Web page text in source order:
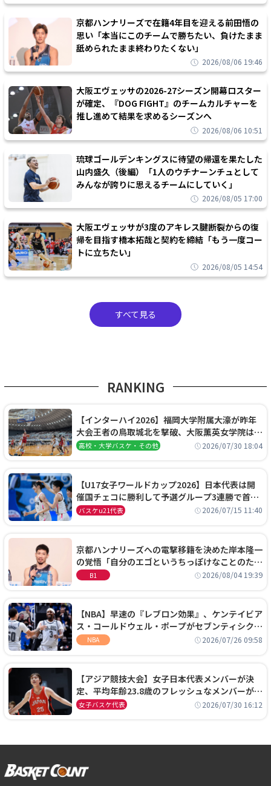
京都ハンナリーズで在籍4年目を迎える前田悟の
思い「本当にこのチームで勝ちたい、負けたまま
舐められたまま終わりたくない」
2026/08/06 19:46
大阪エヴェッサの2026-27シーズン開幕ロスター
が確定、『DOG FIGHT』のチームカルチャーを
推し進めて結果を求めるシーズンへ
2026/08/06 10:51
琉球ゴールデンキングスに待望の帰還を果たした
山内盛久（後編）「1人のウチナーンチュとして
みんなが誇りに思えるチームにしていく」
2026/08/05 17:00
大阪エヴェッサが3度のアキレス腱断裂からの復
帰を目指す橋本拓哉と契約を締結「もう一度コー
トに立ちたい」
2026/08/05 14:54
すべて見る
RANKING
【インターハイ2026】福岡大学附属大濠が昨年
大会王者の鳥取城北を撃破、大阪薫英女学院は岐
阜女子に完勝、大会3日目試合結果
高校・大学バスケ・その他 2026/07/30 18:04
【U17女子ワールドカップ2026】日本代表は開
催国チェコに勝利して予選グループ3連勝で首位
通過！準々決勝の相手はエジプトに決定
バスケu21代表 2026/07/15 11:40
京都ハンナリーズへの電撃移籍を決めた岸本隆一
の覚悟「自分のエゴというちっぽけなことのため
に、京都に来たわけではない」
B1 2026/08/04 19:39
【NBA】早速の『レブロン効果』、ケンテイビア
ス・コールドウェル・ポープがセブンティシクサ
ーズに1年契約で加入
NBA 2026/07/26 09:58
【アジア競技大会】女子日本代表メンバーが決
定、平均年齢23.8歳のフレッシュなメンバーが日
本開催の大舞台で頂点を狙う
女子バスケ代表 2026/07/30 16:12